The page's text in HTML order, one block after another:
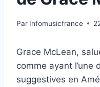
Par Infomusicfrance
Grace McLean,
comme ayant l’une
suggestives en